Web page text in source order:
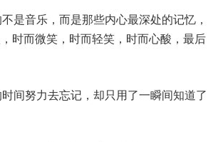
是音乐，而是那些内心最深处的记忆，
时而微笑，时而轻笑，时而心酸，最后
间努力去忘记，却只用了一瞬间知道了